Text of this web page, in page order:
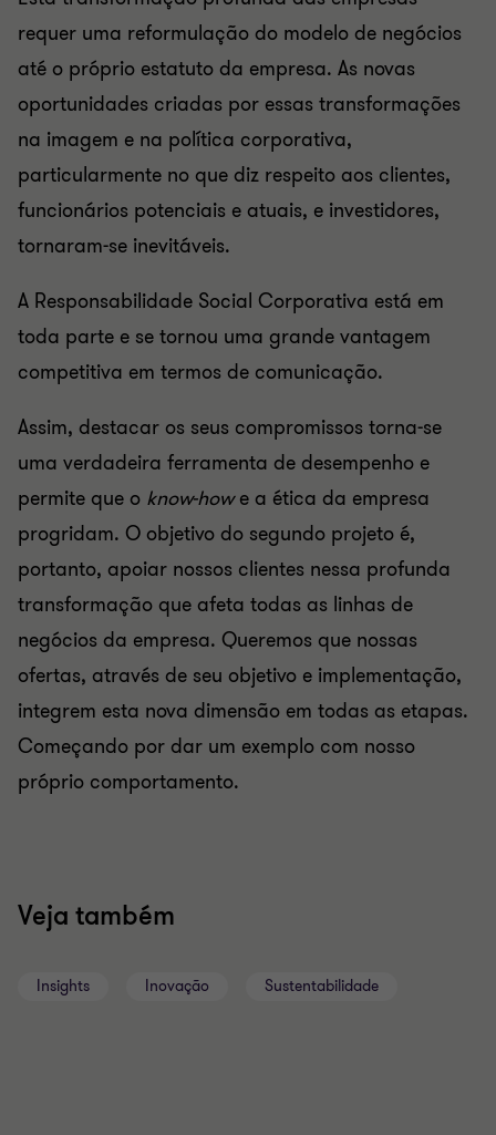
requer uma reformulação do modelo de negócios
até o próprio estatuto da empresa. As novas
oportunidades criadas por essas transformações
na imagem e na política corporativa,
particularmente no que diz respeito aos clientes,
funcionários potenciais e atuais, e investidores,
tornaram-se inevitáveis.
A Responsabilidade Social Corporativa está em
toda parte e se tornou uma grande vantagem
competitiva em termos de comunicação.
Assim, destacar os seus compromissos torna-se
uma verdadeira ferramenta de desempenho e
permite que o know-howe a ética da empresa
progridam. O objetivo do segundo projeto é,
portanto, apoiar nossos clientes nessa profunda
transformação que afeta todas as linhas de
negócios da empresa. Queremos que nossas
ofertas, através de seu objetivo e implementação,
integrem esta nova dimensão em todas as etapas.
Começando por dar um exemplo com nosso
próprio comportamento.
Veja também
Insights Inovação Sustentabilidade